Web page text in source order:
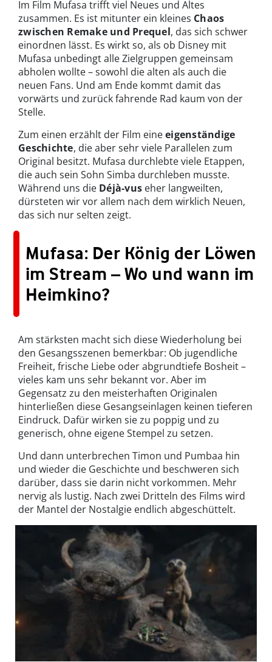
Im Film Mufasa trifft viel Neues und Altes
zusammen. Es ist mitunter ein kleines Chaos
zwischen Remake und Prequel, das sich schwer
einordnen lässt. Es wirkt so, als ob Disney mit
Mufasa unbedingt alle Zielgruppen gemeinsam
abholen wollte – sowohl die alten als auch die
neuen Fans. Und am Ende kommt damit das
vorwärts und zurück fahrende Rad kaum von der
Stelle.
Zum einen erzählt der Film eineeigenständige
Geschichte, die aber sehr viele Parallelen zum
Original besitzt. Mufasa durchlebte viele Etappen,
die auch sein Sohn Simba durchleben musste.
Während uns die Déjà-vus eher langweilten,
dürsteten wir vor allem nach dem wirklich Neuen,
das sich nur selten zeigt.
Mufasa: Der König der Löwen
im Stream – Wo und wann im
Heimkino?
Am stärksten macht sich diese Wiederholung bei
den Gesangsszenen bemerkbar: Ob jugendliche
Freiheit, frische Liebe oder abgrundtiefe Bosheit –
vieles kam uns sehr bekannt vor. Aber im
Gegensatz zu den meisterhaften Originalen
hinterließen diese Gesangseinlagen keinen tieferen
Eindruck. Dafür wirken sie zu poppig und zu
generisch, ohne eigene Stempel zu setzen.
Und dann unterbrechen Timon und Pumbaa hin
und wieder die Geschichte und beschweren sich
darüber, dass sie darin nicht vorkommen. Mehr
nervig als lustig. Nach zwei Dritteln des Films wird
der Mantel der Nostalgie endlich abgeschüttelt.